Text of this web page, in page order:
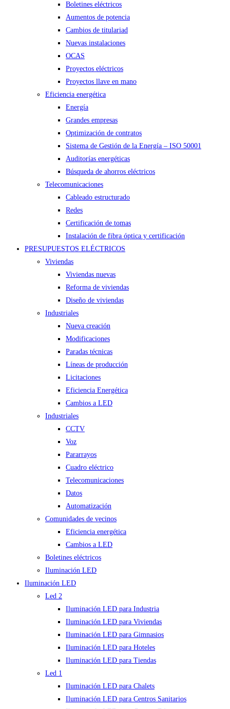
Boletines eléctricos
Aumentos de potencia
Cambios de titulariad
Nuevas instalaciones
OCAS
Proyectos eléctricos
Proyectos llave en mano
Eficiencia energética
Energía
Grandes empresas
Optimización de contratos
Sistema de Gestión de la Energía – ISO 50001
Auditorías energéticas
Búsqueda de ahorros eléctricos
Telecomunicaciones
Cableado estructurado
Redes
Certificación de tomas
Instalación de fibra óptica y certificación
PRESUPUESTOS ELÉCTRICOS
Viviendas
Viviendas nuevas
Reforma de viviendas
Diseño de viviendas
Industriales
Nueva creación
Modificaciones
Paradas técnicas
Líneas de producción
Licitaciones
Eficiencia Energética
Cambios a LED
Industriales
CCTV
Voz
Pararrayos
Cuadro eléctrico
Telecomunicaciones
Datos
Automatización
Comunidades de vecinos
Eficiencia energética
Cambios a LED
Boletines eléctricos
Iluminación LED
Iluminación LED
Led 2
Iluminación LED para Industria
Iluminación LED para Viviendas
Iluminación LED para Gimnasios
Iluminación LED para Hoteles
Iluminación LED para Tiendas
Led 1
Iluminación LED para Chalets
Iluminación LED para Centros Sanitarios